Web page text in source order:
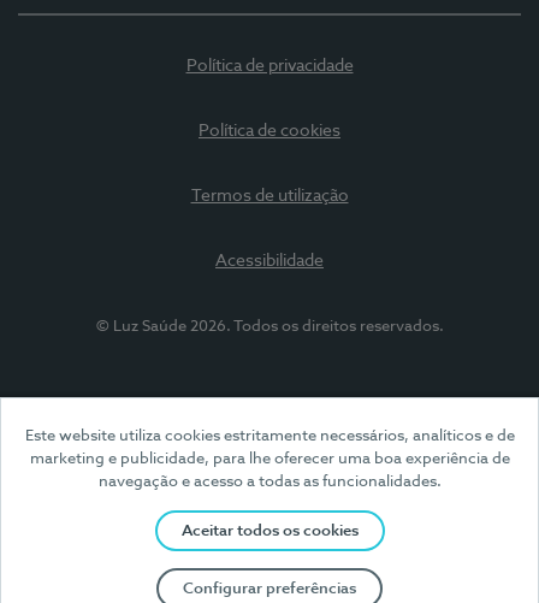
Este website utiliza cookies estritamente necessários, analíticos e de
marketing e publicidade, para lhe oferecer uma boa experiência de
navegação e acesso a todas as funcionalidades.
Aceitar todos os cookies
Configurar preferências
Política de privacidade
Política de cookies
Termos de utilização
Acessibilidade
© Luz Saúde 2026. Todos os direitos reservados.